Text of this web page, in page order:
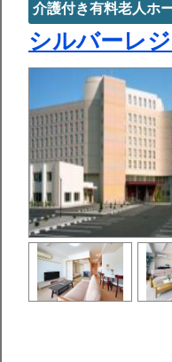
介護付き有料老人ホ
シルバーレ